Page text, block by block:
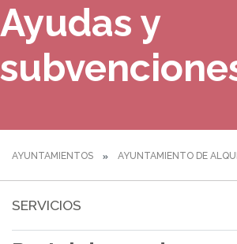
Ayudas y
AYUNTAMIENTOS AYUNTAMIENTO DE
SERVICIOS